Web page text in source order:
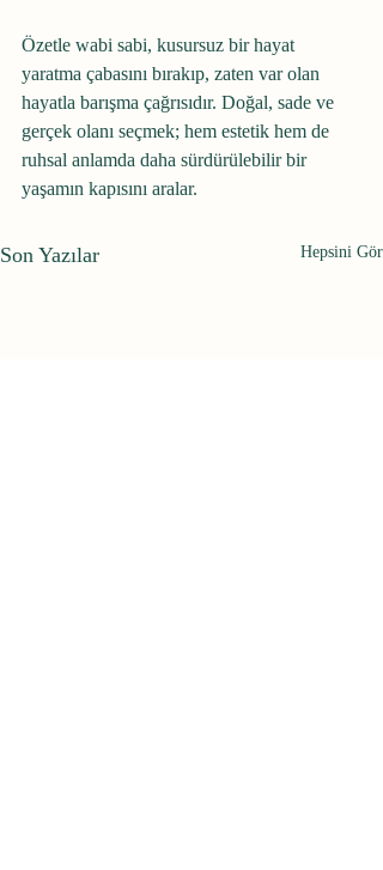
Özetle wabi sabi, kusursuz bir hayat
yaratma çabasını bırakıp, zaten var olan
hayatla barışma çağrısıdır. Doğal, sade ve
gerçek olanı seçmek; hem estetik hem de
ruhsal anlamda daha sürdürülebilir bir
yaşamın kapısını aralar.
Son Yazılar Hepsini Gör